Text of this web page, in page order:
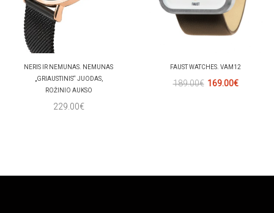
NERIS IR NEMUNAS. NEMUNAS
„GRIAUSTINIS“ JUODAS,
ROŽINIO AUKSO
229.00€
FAUST WATCHES. VAM12
189.00€ 169.00€